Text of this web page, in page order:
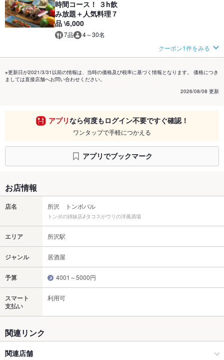
時間コース！ ３h飲
み放題＋人気料理７
品 \6,000
7品 4～30名
クーポン1件をみる
※更新日が2021/3/31以前の情報は、当時の価格及び税率に基づく情報となります。 価格につき
ましては直接店舗へお問い合わせください。
2026/08/08 更新
アプリなら何度もログイン不要ですぐ確認！
ワンタップで手軽につかえる
アプリでブックマーク
お店情報
店名 所沢 トンボバル
トンボの姉妹店♪タコスがウリの洋風酒場
エリア 所沢駅
ジャンル 居酒屋
予算 4001～5000円
スマート
支払い
利用可
関連リンク
関連店舗